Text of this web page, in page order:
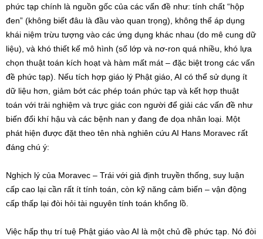
phức tạp chính là nguồn gốc của các vấn đề như: tính chất “hộp
đen” (không biết đâu là đầu vào quan trọng), không thể áp dụng
khái niệm trừu tượng vào các ứng dụng khác nhau (do mê cung dữ
liệu), và khó thiết kế mô hình (số lớp và nơ-ron quá nhiều, khó lựa
chọn thuật toán kích hoạt và hàm mất mát – đặc biệt trong các vấn
đề phức tạp). Nếu tích hợp giáo lý Phật giáo, AI có thể sử dụng ít
dữ liệu hơn, giảm bớt các phép toán phức tạp và kết hợp thuật
toán với trải nghiệm và trực giác con người để giải các vấn đề như
biến đổi khí hậu và các bệnh nan y đang đe dọa nhân loại. Một
phát hiện được đặt theo tên nhà nghiên cứu AI Hans Moravec rất
đáng chú ý:
Nghịch lý của Moravec – Trái với giả định truyền thống, suy luận
cấp cao lại cần rất ít tính toán, còn kỹ năng cảm biến – vận động
cấp thấp lại đòi hỏi tài nguyên tính toán khổng lồ.
Việc hấp thụ trí tuệ Phật giáo vào AI là một chủ đề phức tạp. Nó đòi